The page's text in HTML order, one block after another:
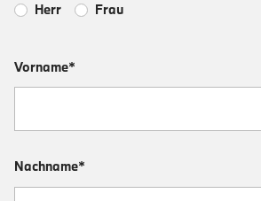
Herr Frau
Vorname*
Nachname*